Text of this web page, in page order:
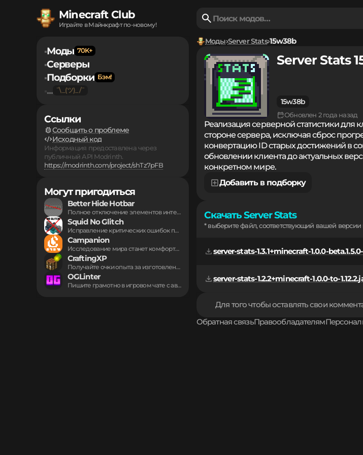
Minecraft Club
Играйте в Майнкрафт по-новому!
▪Моды
▪Серверы
▪Подборки
...
Ссылки
Сообщить о проблеме
Исходный код
Информация предоставлена через
публичный API Modrinth.
https://modrinth.com/project/shTz7pFB
Могут пригодиться
Better Hide Hotbar
Полное отключение элементов интерфейса для максимального погружения...
Squid No Glitch
Исправление критических ошибок поведения кальмаров в океанах....
Campanion
Исследование мира станет комфортнее с полноценным походным...
CraftingXP
Получайте очки опыта за изготовление любых предметов...
OGLinter
Пишите грамотно в игровом чате с автоматической...
Моды Server Stats 15w38b
Server Stats
15w38b
Обновлен 2 года назад
Реализация серверной статистики для
стороне сервера, исключая сброс
конвертацию ID старых достижений в
обновлении клиента до актуальных
конкретном мире.
Добавить в подборку
Скачать Server Stats
* выберите файл, соответствующий вашей версии
server-stats-1.2.2+minecraft-1.0.0-to-
Для того чтобы оставлять свои
Обратная связьПравообладателям